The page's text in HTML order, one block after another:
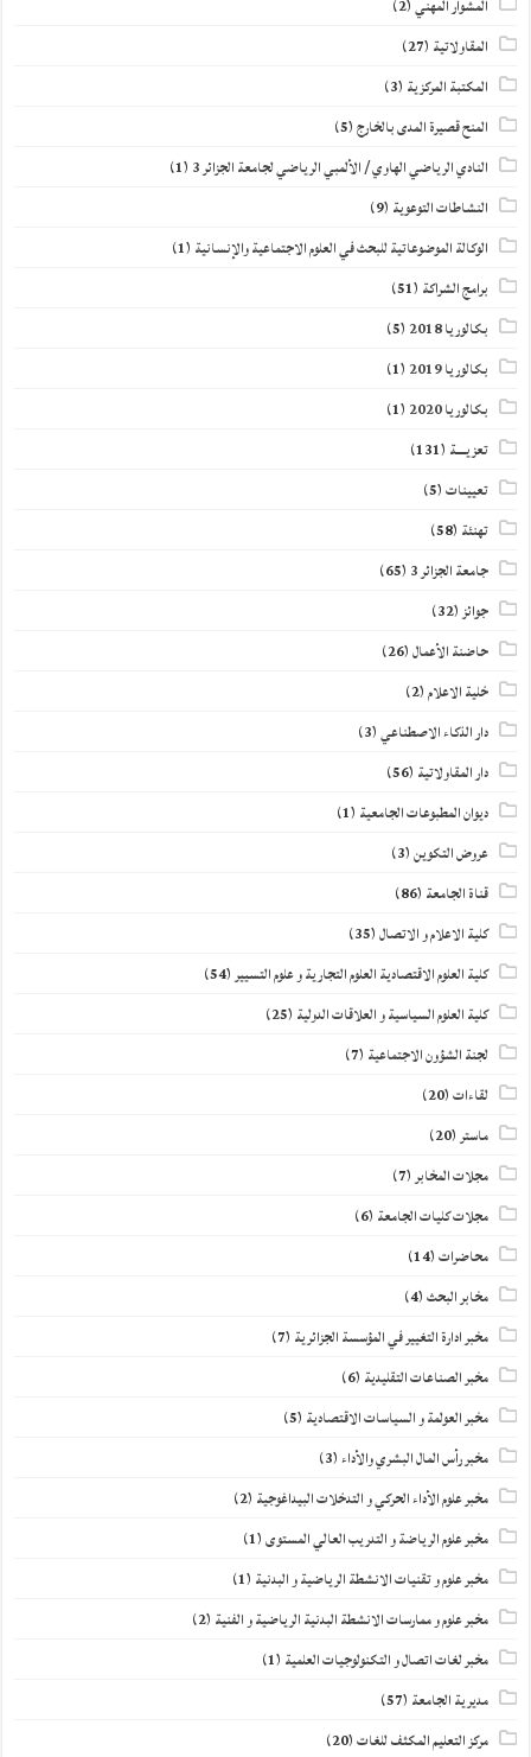
المشوار المهني(2)
المقاولاتية (27)
المكتبة المركزية (3)
المنح قصيرة المدى بالخارج(5)
النادي الرياضي الهاوي / الألمبي الرياضي لجامعة الجزائر 3 (1)
النشاطات التوعوية (9)
الوكالة الموضوعاتية للبحث في العلوم الاجتماعية والإنسانية (1)
برامج الشراكة (51)
بكالوريا 2018
(5)
بكالوريا 2019
(1)
بكالوريا 2020
(1)
تعزيــــة (131)
تعيينات(5)
تهنئة (58)
جامعة الجزائر 3 (65)
جوائز(32)
حاضنة الأعمال(26)
خلية الاعلام(2)
دار الذكاء الاصطناعي(3)
دار المقاولاتية (56)
ديوان المطبوعات الجامعية (1)
عروض التكوين(3)
قناة الجامعة (86)
كلية الاعلام و الاتصال(35)
كلية العلوم الاقتصادية العلوم التجارية و علوم التسيير(54)
كلية العلوم السياسية و العلاقات الدولية (25)
لجنة الشؤون الاجتماعية (7)
لقاءات(20)
ماستر(20)
مجلات المخابر(7)
مجلات كليات الجامعة (6)
محاضرات(14)
مخابر البحث(4)
مخبر ادارة التغيير في المؤسسة الجزائرية (7)
مخبر الصناعات التقليدية (6)
مخبر العولمة و السياسات الاقتصادية (5)
مخبر رأس المال البشري والأداء(3)
مخبر علوم الأداء الحركي و التدخلات البيداغوجية (2)
مخبر علوم الرياضة و التدريب العالي المستوى(1)
مخبر علوم و تقنيات الانشطة الرياضية و البدنية (1)
مخبر علوم و ممارسات الانشطة البدنية الرياضية و الفنية (2)
مخبر لغات اتصال و التكنولوجيات العلمية (1)
مديرية الجامعة (57)
مركز التعليم المكثف للغات(20)